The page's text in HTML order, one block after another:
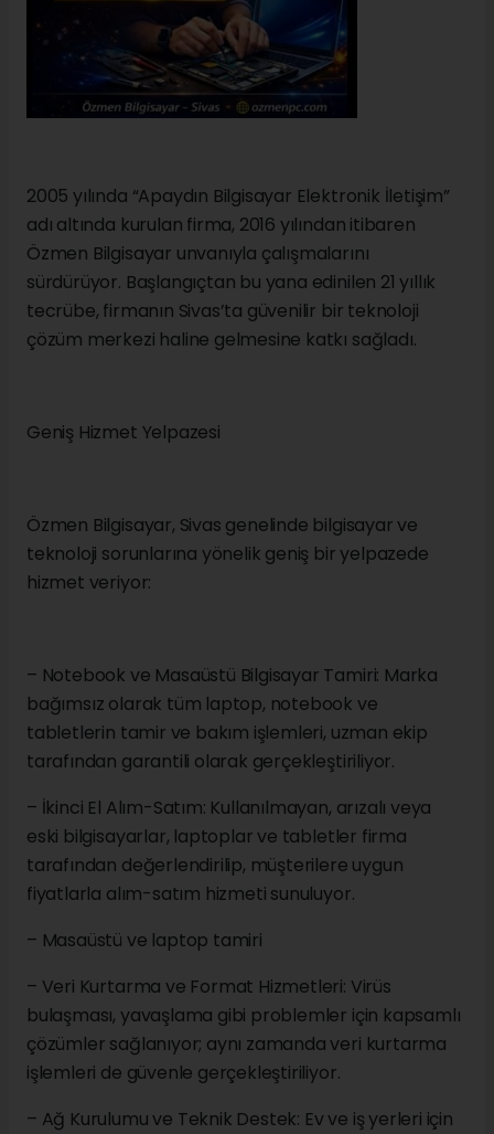
2005 yılında “Apaydın Bilgisayar Elektronik İletişim”
adı altında kurulan firma, 2016 yılından itibaren
Özmen Bilgisayar unvanıyla çalışmalarını
sürdürüyor. Başlangıçtan bu yana edinilen 21 yıllık
tecrübe, firmanın Sivas’ta güvenilir bir teknoloji
çözüm merkezi haline gelmesine katkı sağladı.
Geniş Hizmet Yelpazesi
Özmen Bilgisayar, Sivas genelinde bilgisayar ve
teknoloji sorunlarına yönelik geniş bir yelpazede
hizmet veriyor:
– Notebook ve Masaüstü Bilgisayar Tamiri: Marka
bağımsız olarak tüm laptop, notebook ve
tabletlerin tamir ve bakım işlemleri, uzman ekip
tarafından garantili olarak gerçekleştiriliyor.
– İkinci El Alım-Satım: Kullanılmayan, arızalı veya
eski bilgisayarlar, laptoplar ve tabletler firma
tarafından değerlendirilip, müşterilere uygun
fiyatlarla alım-satım hizmeti sunuluyor.
– Masaüstü ve laptop tamiri
– Veri Kurtarma ve Format Hizmetleri: Virüs
bulaşması, yavaşlama gibi problemler için kapsamlı
çözümler sağlanıyor; aynı zamanda veri kurtarma
işlemleri de güvenle gerçekleştiriliyor.
– Ağ Kurulumu ve Teknik Destek: Ev ve iş yerleri için